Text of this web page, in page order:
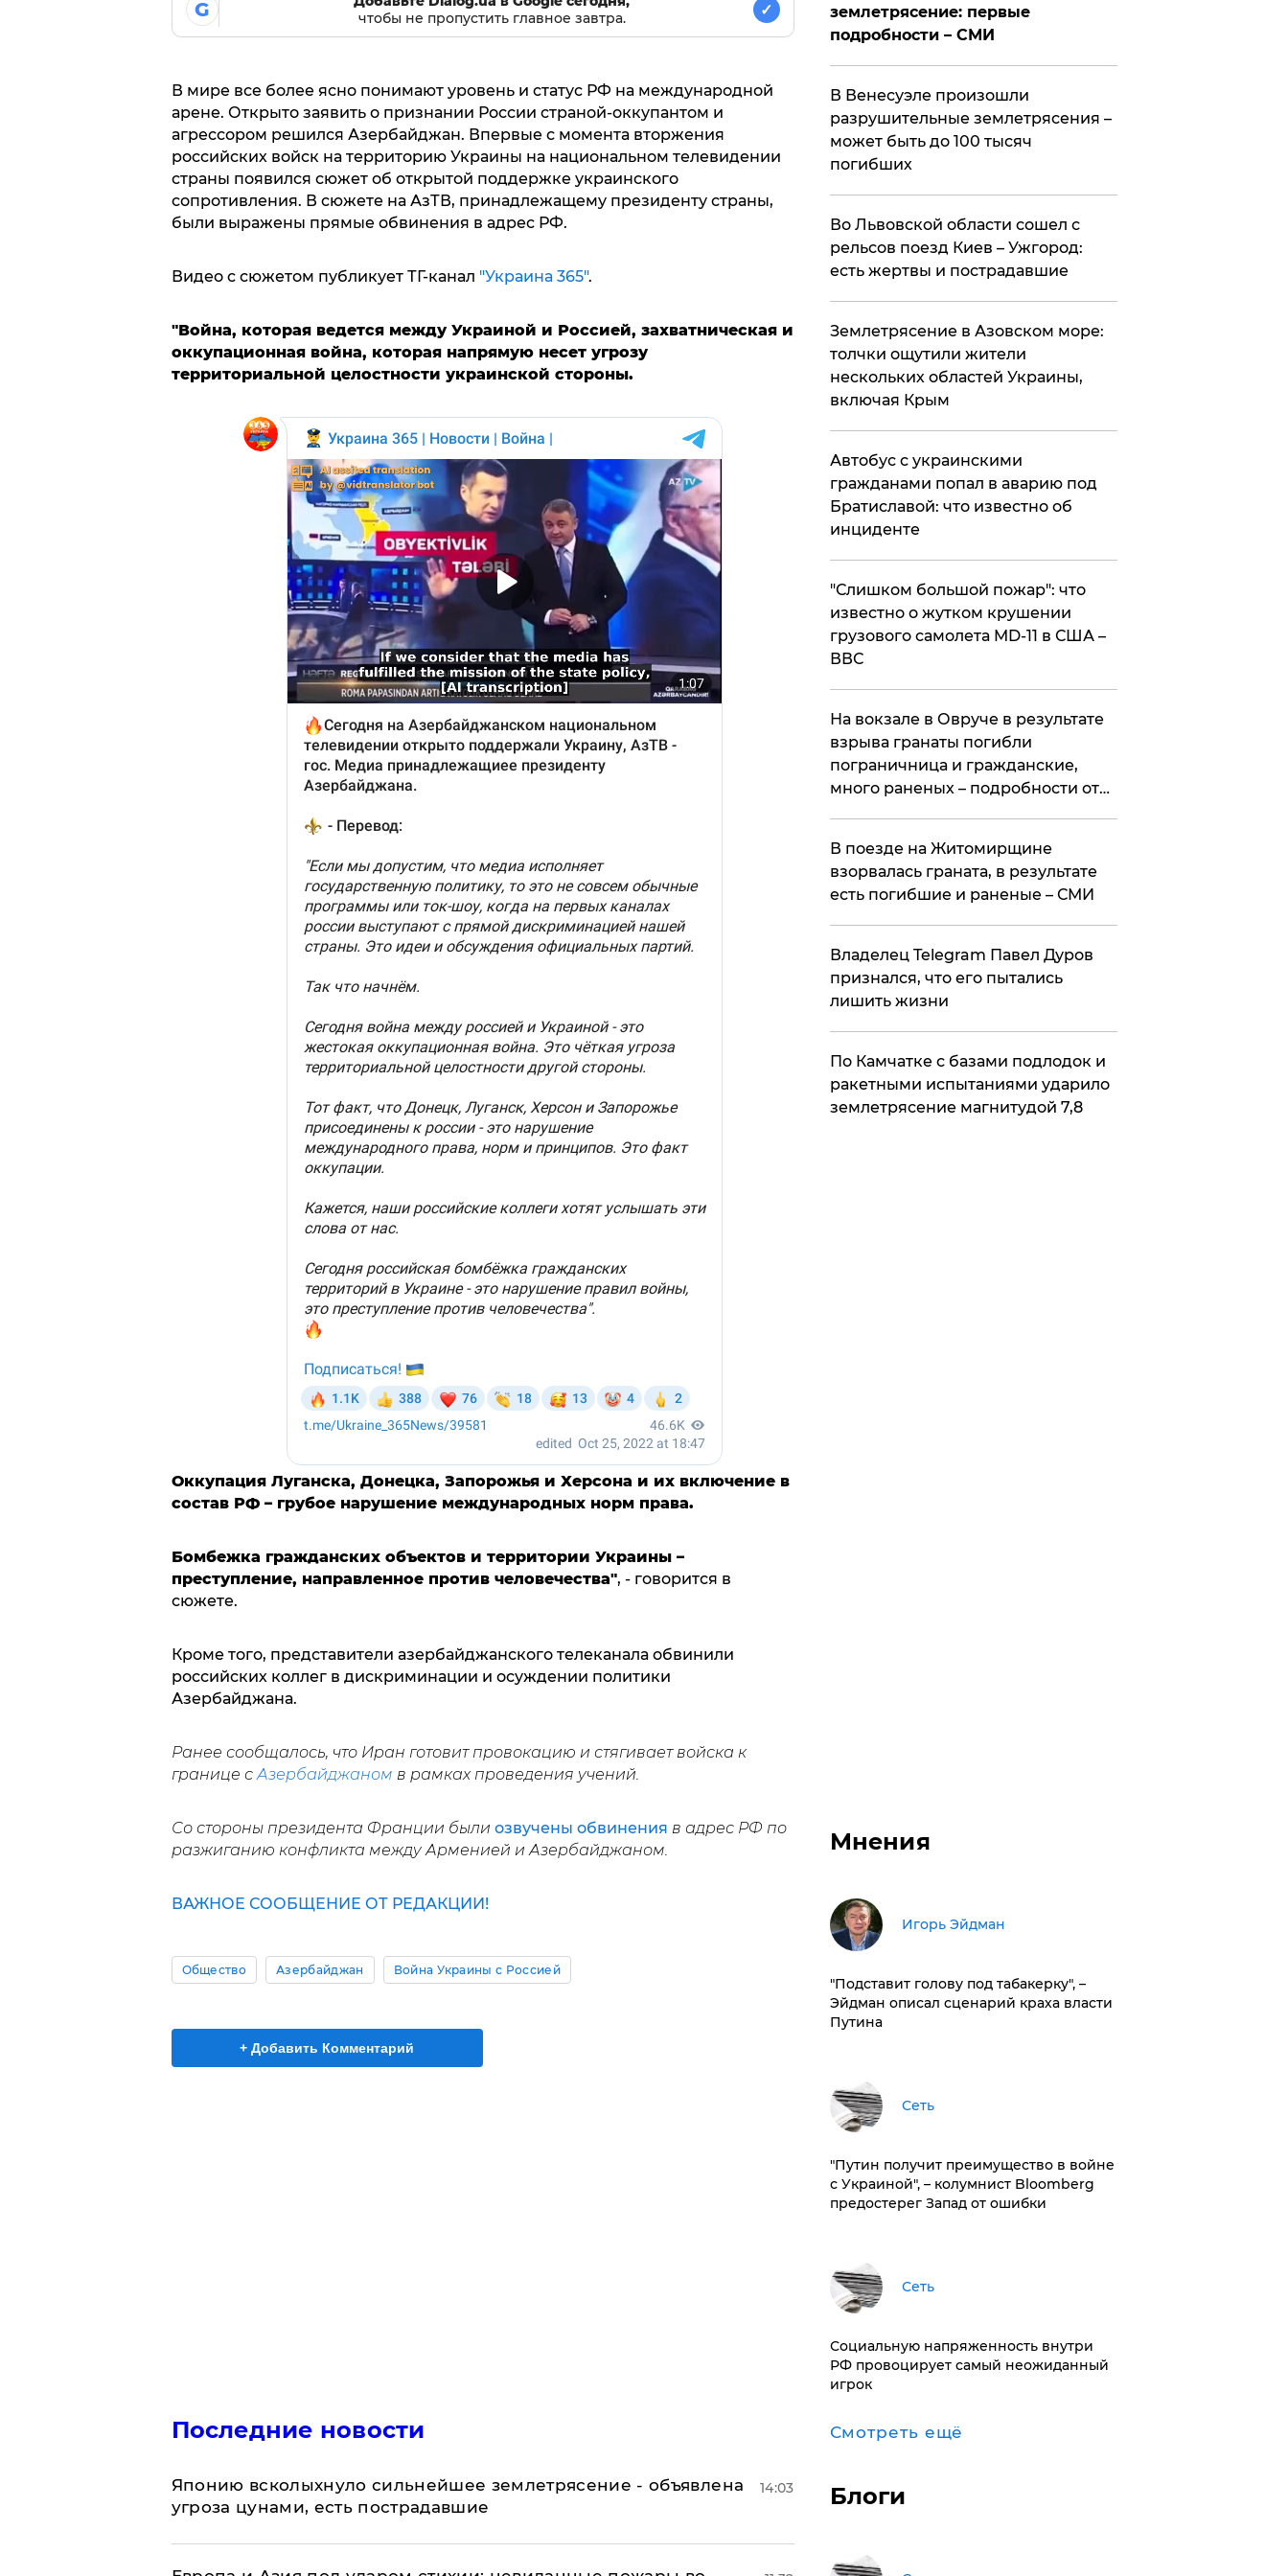
G
чтобы не пропустить главное завтра.
✓
В мире все более ясно понимают уровень и статус РФ на международной
арене. Открыто заявить о признании России страной-оккупантом и
агрессором решился Азербайджан. Впервые с момента вторжения
российских войск на территорию Украины на национальном телевидении
страны появился сюжет об открытой поддержке украинского
сопротивления. В сюжете на АзТВ, принадлежащему президенту страны,
были выражены прямые обвинения в адрес РФ.
Видео с сюжетом публикует ТГ-канал "Украина 365".
"Война, которая ведется между Украиной и Россией, захватническая и
оккупационная война, которая напрямую несет угрозу
территориальной целостности украинской стороны.
Оккупация Луганска, Донецка, Запорожья и Херсона и их включение в
состав РФ – грубое нарушение международных норм права.
Бомбежка гражданских объектов и территории Украины –
преступление, направленное против человечества", - говорится в
сюжете.
Кроме того, представители азербайджанского телеканала обвинили
российских коллег в дискриминации и осуждении политики
Азербайджана.
Ранее сообщалось, что Иран готовит провокацию и стягивает войска к
границе сАзербайджаном в рамках проведения учений.
Со стороны президента Франции были озвучены обвинения в адрес РФ по
разжиганию конфликта между Арменией и Азербайджаном.
ВАЖНОЕ СООБЩЕНИЕ ОТ РЕДАКЦИИ!
Общество Азербайджан Война Украины с Россией
+ Добавить Комментарий
Последние новости
Японию всколыхнуло сильнейшее землетрясение - объявлена
угроза цунами, есть пострадавшие
14:03
землетрясение: первые
подробности – СМИ
В Венесуэле произошли
разрушительные землетрясения –
может быть до 100 тысяч
погибших
Во Львовской области сошел с
рельсов поезд Киев – Ужгород:
есть жертвы и пострадавшие
Землетрясение в Азовском море:
толчки ощутили жители
нескольких областей Украины,
включая Крым
Автобус с украинскими
гражданами попал в аварию под
Братиславой: что известно об
инциденте
"Слишком большой пожар": что
известно о жутком крушении
грузового самолета MD-11 в США –
ВВС
На вокзале в Овруче в результате
взрыва гранаты погибли
пограничница и гражданские,
много раненых – подробности от
В поезде на Житомирщине
взорвалась граната, в результате
есть погибшие и раненые – СМИ
Владелец Telegram Павел Дуров
признался, что его пытались
лишить жизни
По Камчатке с базами подлодок и
ракетными испытаниями ударило
землетрясение магнитудой 7,8
Мнения
Игорь Эйдман
​"Подставит голову под табакерку", –
Эйдман описал сценарий краха власти
Путина
Сеть
"Путин получит преимущество в войне
с Украиной", – колумнист Bloomberg
предостерег Запад от ошибки
Сеть
Социальную напряженность внутри
РФ провоцирует самый неожиданный
игрок
Смотреть ещё
Блоги